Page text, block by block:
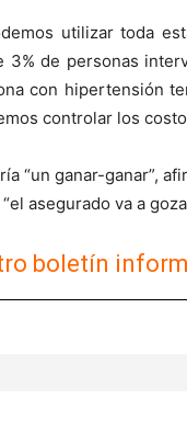
utilizar toda
3% de personas
con hipertensión
controlar los
“un ganar-ganar”,
asegurado va a
boletín